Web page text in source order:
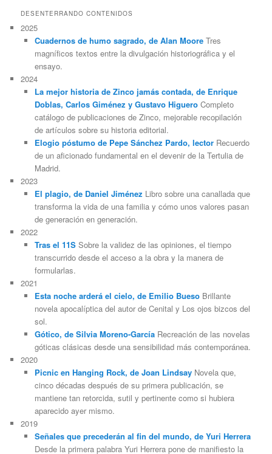
DESENTERRANDO CONTENIDOS
2025
Cuadernos de humo sagrado, de Alan MooreTres
magníficos textos entre la divulgación historiográfica y el
ensayo.
2024
La mejor historia de Zinco jamás contada, de Enrique
Doblas, Carlos Giménez y Gustavo HigueroCompleto
catálogo de publicaciones de Zinco, mejorable recopilación
de artículos sobre su historia editorial.
Elogio póstumo de Pepe Sánchez Pardo, lectorRecuerdo
de un aficionado fundamental en el devenir de la Tertulia de
Madrid.
2023
El plagio, de Daniel Jiménez Libro sobre una canallada que
transforma la vida de una familia y cómo unos valores pasan
de generación en generación.
2022
Tras el 11SSobre la validez de las opiniones, el tiempo
transcurrido desde el acceso a la obra y la manera de
formularlas.
2021
Esta noche arderá el cielo, de Emilio BuesoBrillante
novela apocalíptica del autor de Cenital y Los ojos bizcos del
sol.
Gótico, de Silvia Moreno-GarcíaRecreación de las novelas
góticas clásicas desde una sensibilidad más contemporánea.
2020
Picnic en Hanging Rock, de Joan LindsayNovela que,
cinco décadas después de su primera publicación, se
mantiene tan retorcida, sutil y pertinente como si hubiera
aparecido ayer mismo.
2019
Señales que precederán al fin del mundo, de Yuri Herrera
Desde la primera palabra Yuri Herrera pone de manifiesto la